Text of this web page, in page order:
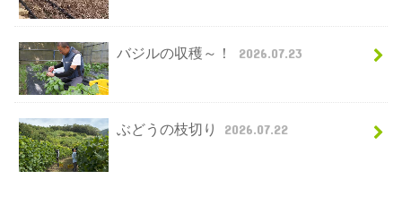
バジルの収穫～！ 2026.07.23
ぶどうの枝切り 2026.07.22